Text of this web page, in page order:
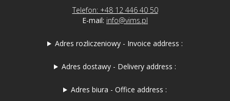
Telefon: +48 12 446 40 50
E-mail: info@vims.pl
Adres rozliczeniowy - Invoice address :
Adres dostawy - Delivery address :
Adres biura - Office address :